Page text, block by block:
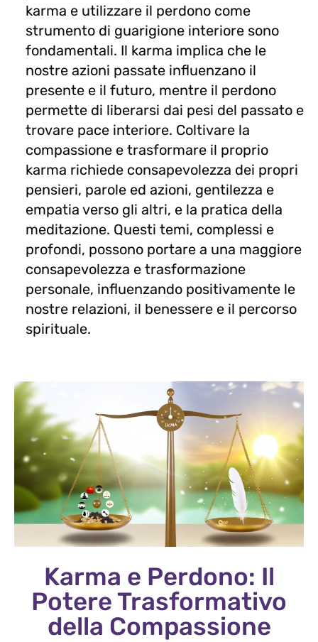
karma e utilizzare il perdono come
strumento di guarigione interiore sono
fondamentali. Il karma implica che le
nostre azioni passate influenzano il
presente e il futuro, mentre il perdono
permette di liberarsi dai pesi del passato e
trovare pace interiore. Coltivare la
compassione e trasformare il proprio
karma richiede consapevolezza dei propri
pensieri, parole ed azioni, gentilezza e
empatia verso gli altri, e la pratica della
meditazione. Questi temi, complessi e
profondi, possono portare a una maggiore
consapevolezza e trasformazione
personale, influenzando positivamente le
nostre relazioni, il benessere e il percorso
spirituale.
Karma e Perdono: Il
Potere Trasformativo
della Compassione